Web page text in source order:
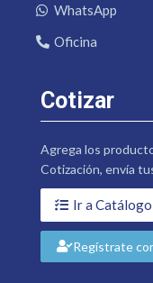
WhatsApp
Oficina
Cotizar
Agrega los
Cotización, envía
Ir a Catálogo
Regístrate